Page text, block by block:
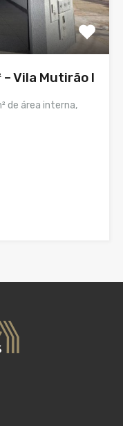
Vila Mutirão I
de área interna,